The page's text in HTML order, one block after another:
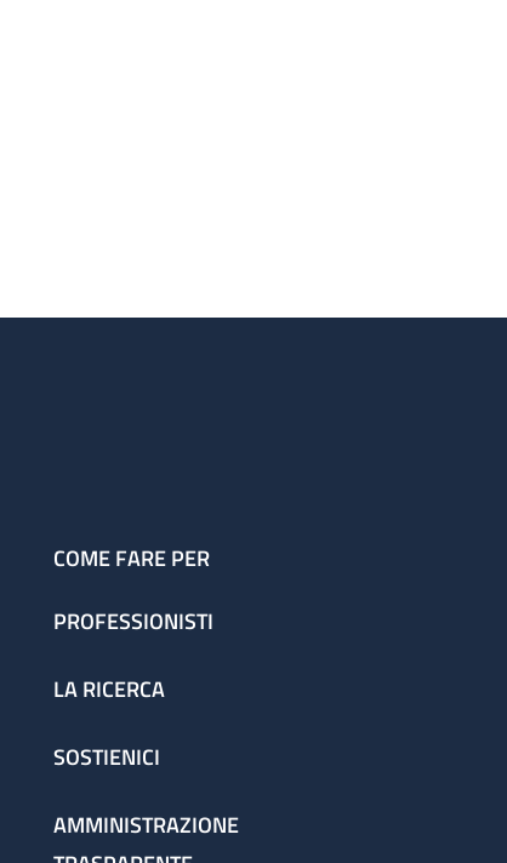
COME FARE PER
PROFESSIONISTI
LA RICERCA
SOSTIENICI
AMMINISTRAZIONE